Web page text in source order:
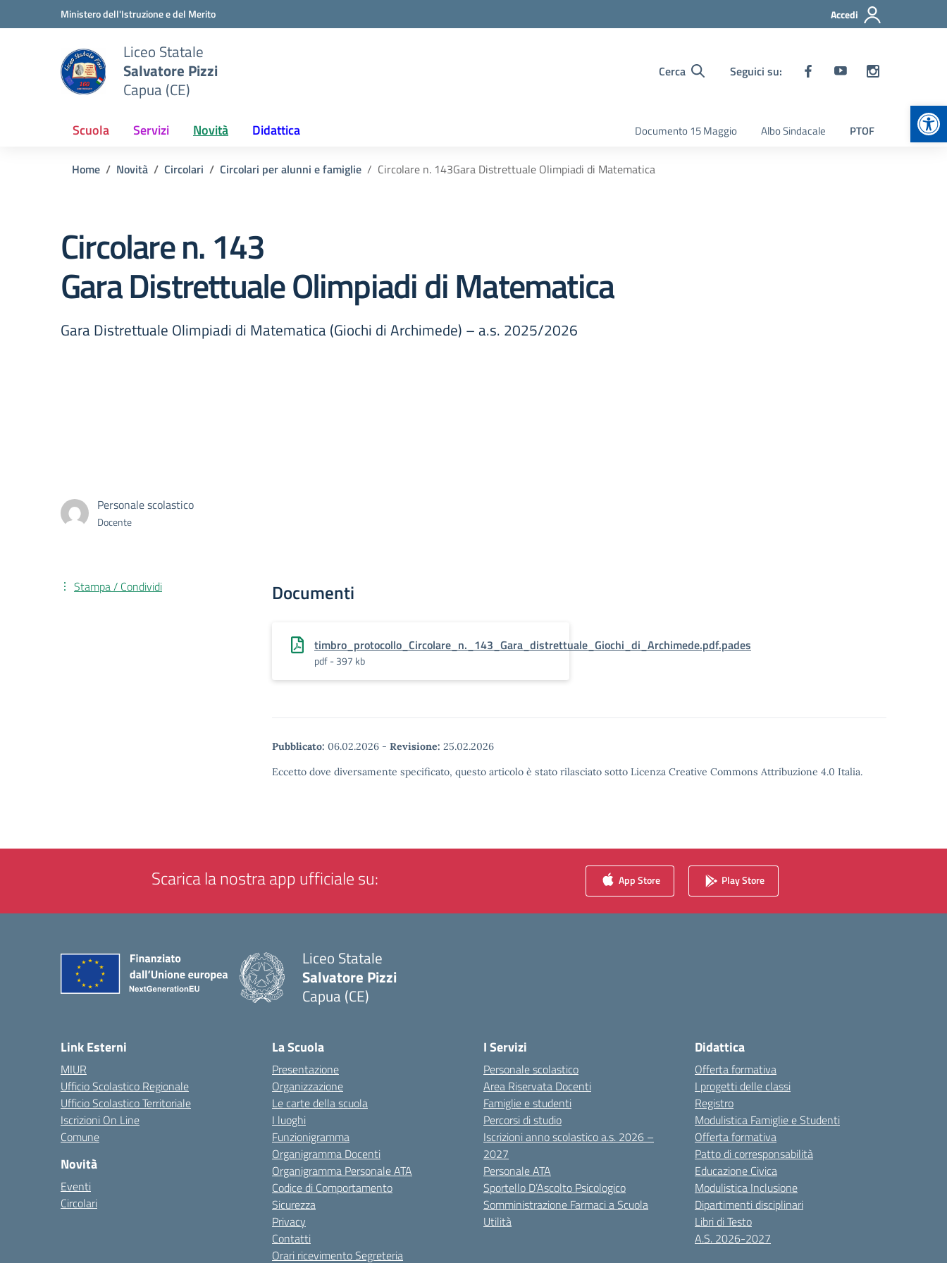
Vai ai contenuti
Vai al menu di navigazioneMinistero dell'Istruzione e del Merito Accedi
Liceo Statale
Salvatore Pizzi
Capua (CE)
Cerca Seguici su:
Scuola Servizi Novità Didattica Documento 15 Maggio Albo Sindacale PTOF
Home Novità Circolari Circolari per alunni e famiglie Circolare n. 143Gara Distrettuale Olimpiadi di Matematica
Circolare n. 143
Gara Distrettuale Olimpiadi di Matematica
Gara Distrettuale Olimpiadi di Matematica (Giochi di Archimede) – a.s. 2025/2026
Personale scolastico
Docente
Documenti
timbro_protocollo_Circolare_n._143_Gara_distrettuale_Giochi_di_Archimede.pdf.pades
pdf - 397 kb
Pubblicato: 06.02.2026 - Revisione: 25.02.2026
Eccetto dove diversamente specificato, questo articolo è stato rilasciato sotto Licenza Creative Commons Attribuzione 4.0 Italia.
Stampa / Condividi
Scarica la nostra app ufficiale su: App Store Play Store
Liceo Statale
Salvatore Pizzi
Capua (CE)
Link Esterni
MIUR
Ufficio Scolastico Regionale
Ufficio Scolastico Territoriale
Iscrizioni On Line
Comune
Novità
Eventi
Circolari
La Scuola
Presentazione
Organizzazione
Le carte della scuola
I luoghi
Funzionigramma
Organigramma Docenti
Organigramma Personale ATA
Codice di Comportamento
Sicurezza
Privacy
Contatti
Orari ricevimento Segreteria
I Servizi
Personale scolastico
Area Riservata Docenti
Famiglie e studenti
Percorsi di studio
Iscrizioni anno scolastico a.s. 2026 –
2027
Personale ATA
Sportello D’Ascolto Psicologico
Somministrazione Farmaci a Scuola
Utilità
Didattica
Offerta formativa
I progetti delle classi
Registro
Modulistica Famiglie e Studenti
Offerta formativa
Patto di corresponsabilità
Educazione Civica
Modulistica Inclusione
Dipartimenti disciplinari
Libri di Testo
A.S. 2026-2027